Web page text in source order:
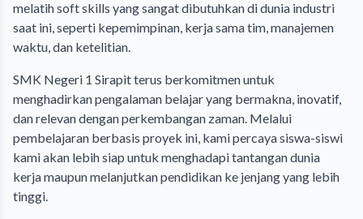
melatih soft skills yang sangat dibutuhkan di dunia industri
saat ini, seperti kepemimpinan, kerja sama tim, manajemen
waktu, dan ketelitian.
SMK Negeri 1 Sirapit terus berkomitmen untuk
menghadirkan pengalaman belajar yang bermakna, inovatif,
dan relevan dengan perkembangan zaman. Melalui
pembelajaran berbasis proyek ini, kami percaya siswa-siswi
kami akan lebih siap untuk menghadapi tantangan dunia
kerja maupun melanjutkan pendidikan ke jenjang yang lebih
tinggi.